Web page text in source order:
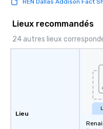
Lieux recommandés
24 autres lieux
Lieu